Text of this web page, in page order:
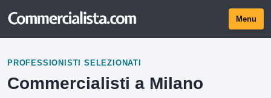
Menu
PROFESSIONISTI SELEZIONATI
Commercialisti a Milano